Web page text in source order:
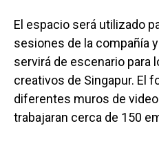
El espacio será utilizado
sesiones de la compañía
servirá de escenario para
creativos de Singapur. El
diferentes muros de video
trabajaran cerca de 150